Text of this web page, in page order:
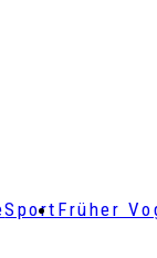
Sport Früher